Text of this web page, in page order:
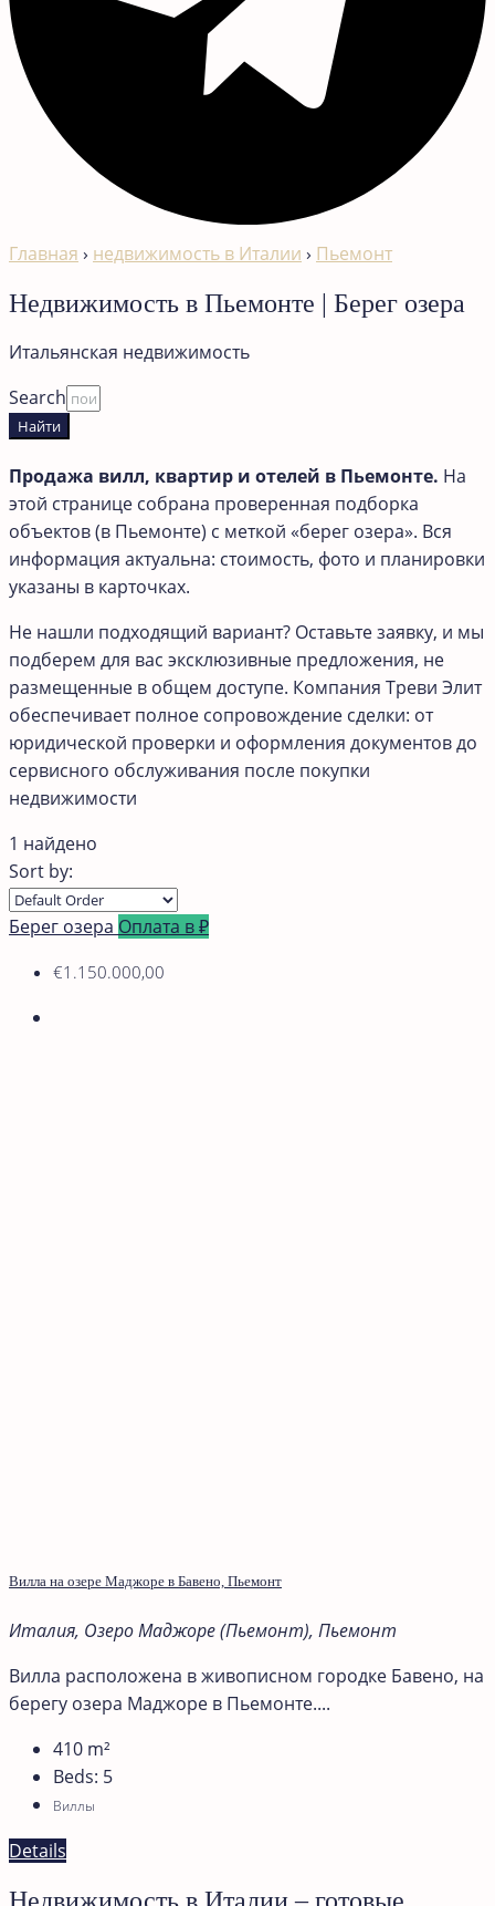
Главная › недвижимость в Италии › Пьемонт
Недвижимость в Пьемонте | Берег озера
Итальянская недвижимость
Search
Найти
Продажа вилл, квартир и отелей в Пьемонте. На
этой странице собрана проверенная подборка
объектов (в Пьемонте) с меткой «берег озера». Вся
информация актуальна: стоимость, фото и планировки
указаны в карточках.
Не нашли подходящий вариант? Оставьте заявку, и мы
подберем для вас эксклюзивные предложения, не
размещенные в общем доступе. Компания Треви Элит
обеспечивает полное сопровождение сделки: от
юридической проверки и оформления документов до
сервисного обслуживания после покупки
недвижимости
1 найдено
Sort by:
Берег озера Оплата в ₽
€1.150.000,00
Вилла на озере Маджоре в Бавено, Пьемонт
Италия, Озеро Маджоре (Пьемонт), Пьемонт
Вилла расположена в живописном городке Бавено, на
берегу озера Маджоре в Пьемонте....
410 m²
Beds: 5
Виллы
Details